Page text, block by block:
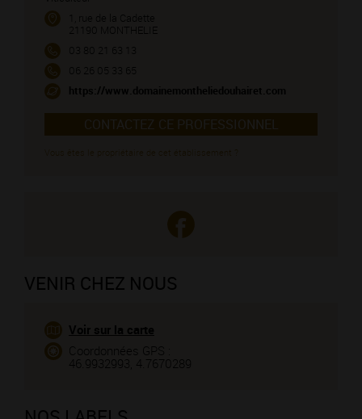
1, rue de la Cadette
21190 MONTHELIE
03 80 21 63 13
06 26 05 33 65
https://www.domainemontheliedouhairet.com
CONTACTEZ CE PROFESSIONNEL
VENIR CHEZ NOUS
Voir sur la carte
Coordonnées GPS :
46.9932993, 4.7670289